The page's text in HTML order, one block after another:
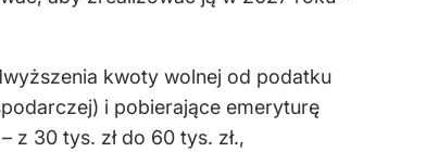
kwoty wolnej od podatku
i pobierające emeryturę
z 30 tys. zł do 60 tys. zł.,